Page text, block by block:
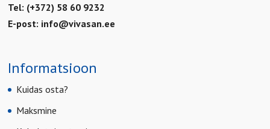
Tel: (+372) 58 60 9232
E-post: info@vivasan.ee
Informatsioon
Kuidas osta?
Maksmine